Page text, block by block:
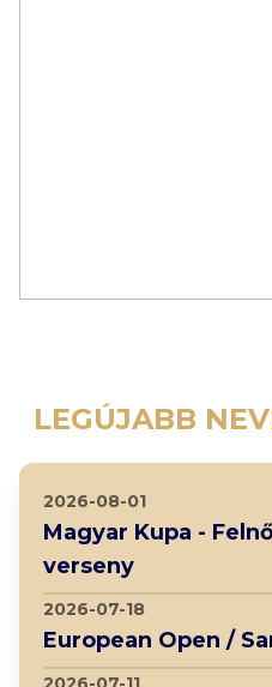
LEGÚJABB
2026-08-01
Magyar Kupa -
verseny
2026-07-18
European Open /